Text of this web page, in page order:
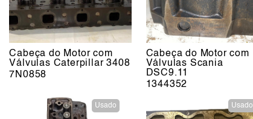
Cabeça do Motor com
Válvulas Caterpillar 3408
7N0858
Cabeça do Motor com
Válvulas Scania
DSC9.11
1344352
Usado Usado